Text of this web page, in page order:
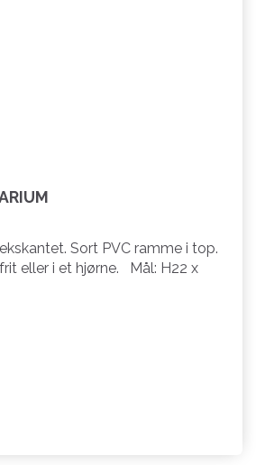
Sort PVC ramme i top.
eller i et hjørne. Mål: H22 x